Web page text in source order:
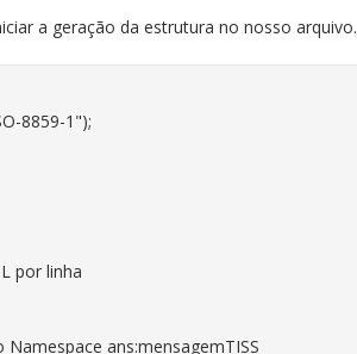
a geração da estrutura no nosso arquivo.
8859-1");
por linha